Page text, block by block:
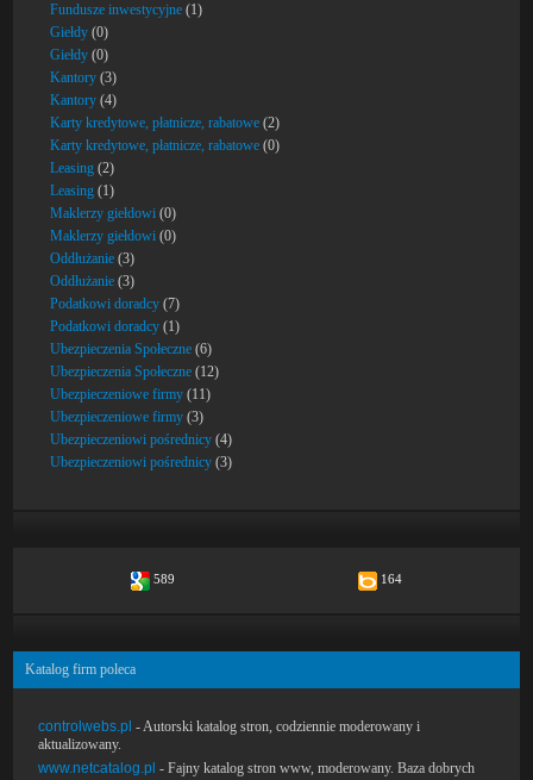
Fundusze inwestycyjne (1)
Giełdy (0)
Giełdy (0)
Kantory (3)
Kantory (4)
Karty kredytowe, płatnicze, rabatowe (2)
Karty kredytowe, płatnicze, rabatowe (0)
Leasing (2)
Leasing (1)
Maklerzy giełdowi (0)
Maklerzy giełdowi (0)
Oddłużanie (3)
Oddłużanie (3)
Podatkowi doradcy (7)
Podatkowi doradcy (1)
Ubezpieczenia Społeczne (6)
Ubezpieczenia Społeczne (12)
Ubezpieczeniowe firmy (11)
Ubezpieczeniowe firmy (3)
Ubezpieczeniowi pośrednicy (4)
Ubezpieczeniowi pośrednicy (3)
589 164
Katalog firm poleca
controlwebs.pl - Autorski katalog stron, codziennie moderowany i
aktualizowany.
www.netcatalog.pl - Fajny katalog stron www, moderowany. Baza dobrych